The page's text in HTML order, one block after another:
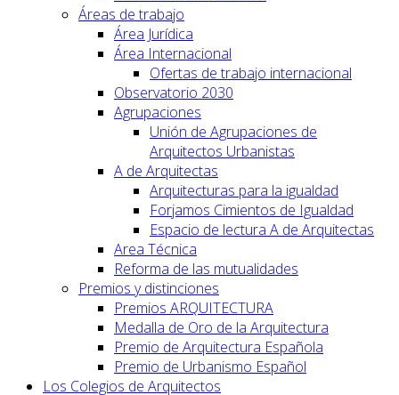
Áreas de trabajo
Área Jurídica
Área Internacional
Ofertas de trabajo internacional
Observatorio 2030
Agrupaciones
Unión de Agrupaciones de
Arquitectos Urbanistas
A de Arquitectas
Arquitecturas para la igualdad
Forjamos Cimientos de Igualdad
Espacio de lectura A de Arquitectas
Area Técnica
Reforma de las mutualidades
Premios y distinciones
Premios ARQUITECTURA
Medalla de Oro de la Arquitectura
Premio de Arquitectura Española
Premio de Urbanismo Español
Los Colegios de Arquitectos